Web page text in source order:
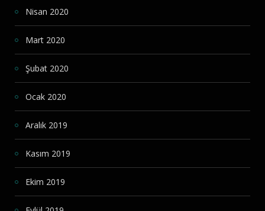
Nisan 2020
Mart 2020
Şubat 2020
Ocak 2020
Aralık 2019
Kasım 2019
Ekim 2019